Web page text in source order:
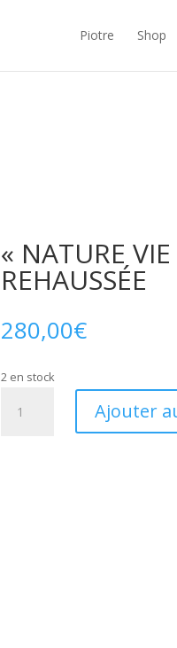
Piotre Shop
« NATURE
REHAUSSÉE
280,00€
2 en stock
Ajouter